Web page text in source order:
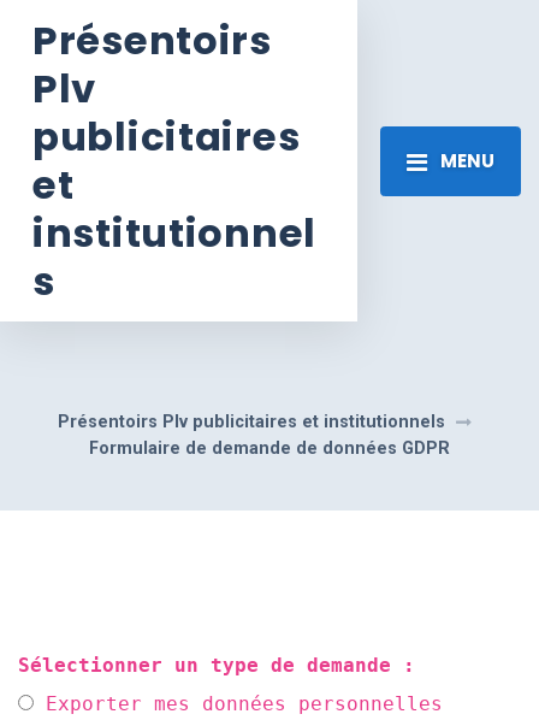
Présentoirs
Plv
publicitaires
et
institutionnel
s
MENU
Présentoirs Plv publicitaires et institutionnels
Formulaire de demande de données GDPR
Sélectionner un type de demande :
Exporter mes données personnelles